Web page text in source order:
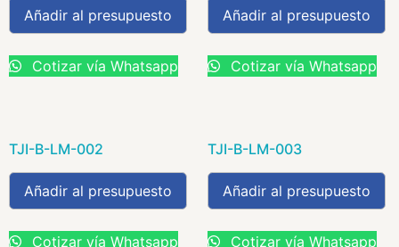
Añadir al presupuesto
Cotizar vía Whatsapp
Añadir al presupuesto
Cotizar vía Whatsapp
TJI-B-LM-002
Añadir al presupuesto
Cotizar vía Whatsapp
TJI-B-LM-003
Añadir al presupuesto
Cotizar vía Whatsapp